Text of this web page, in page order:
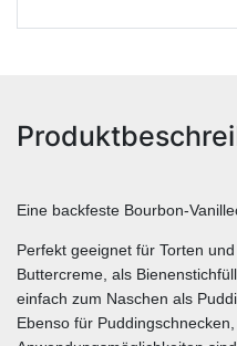
Eine backfeste Bourbon-
Perfekt geeignet für Torten
Buttercreme, als
einfach zum Naschen als
Ebenso für